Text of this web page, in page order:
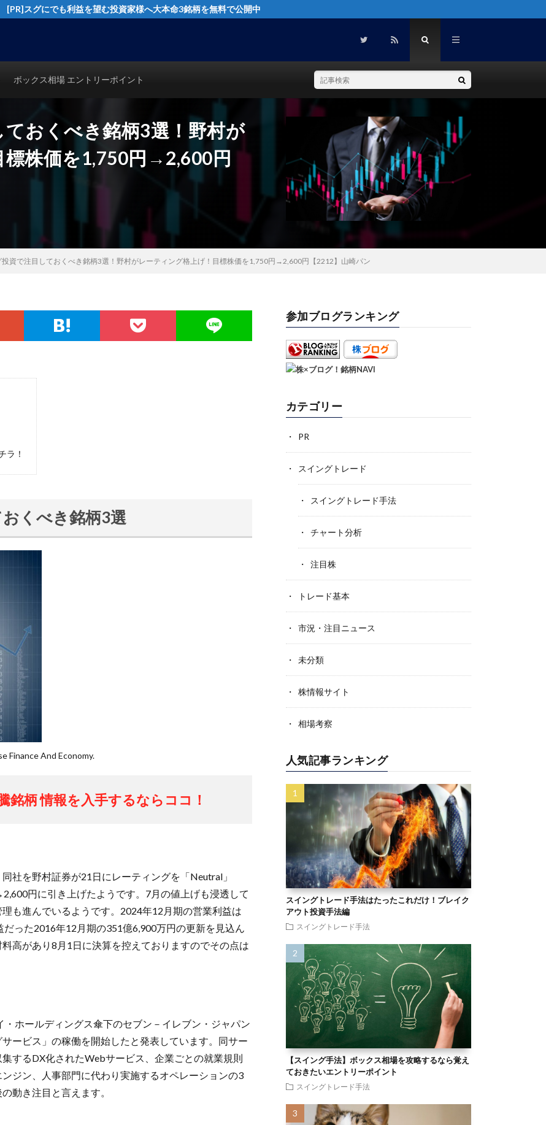
[PR]スグにでも利益を望む投資家様へ大本命3銘柄を無料で公開中
ボックス相場 エントリーポイント
おくべき銘柄3選！野村が
標株価を1,750円→2,600円
投資で注目しておくべき銘柄3選！野村がレーティング格上げ！目標株価を1,750円→2,600円【2212】山崎パン
ラ！
くべき銘柄3選
Finance And Economy.
柄 情報を入手するならココ！
社を野村証券が21日にレーティングを「Neutral」
円に引き上げたようです。7月の値上げも浸透して
も進んでいるようです。2024年12月期の営業利益は
った2016年12月期の351億6,900万円の更新を見込ん
高があり8月1日に決算を控えておりますのでその点は
ホールディングス傘下のセブン－イレブン・ジャパン
ービス」の稼働を開始したと発表しています。同サー
するDX化されたWebサービス、企業ごとの就業規則
ジン、人事部門に代わり実施するオペレーションの3
動き注目と言えます。
参加ブログランキング
カテゴリー
PR
スイングトレード
スイングトレード手法
チャート分析
注目株
トレード基本
市況・注目ニュース
未分類
株情報サイト
相場考察
人気記事ランキング
スイングトレード手法はたったこれだけ！ブレイク
アウト投資手法編
スイングトレード手法
【スイング手法】ボックス相場を攻略するなら覚え
ておきたいエントリーポイント
スイングトレード手法